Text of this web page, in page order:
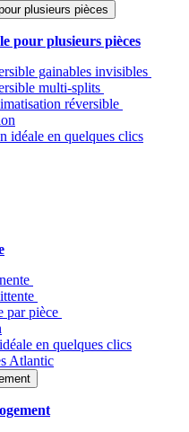
plusieurs pièces
pour plusieurs pièces
gainables invisibles
multi-splits
réversible
idéale en quelques clics
par pièce
en quelques clics
Atlantic